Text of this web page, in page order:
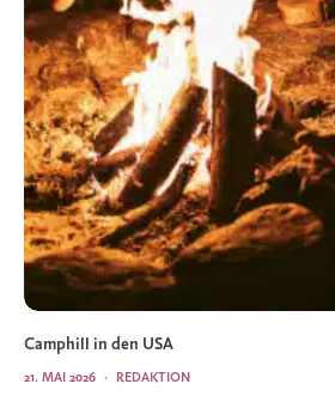
Camphill in den USA
REDAKTION
·
21. MAI 2026